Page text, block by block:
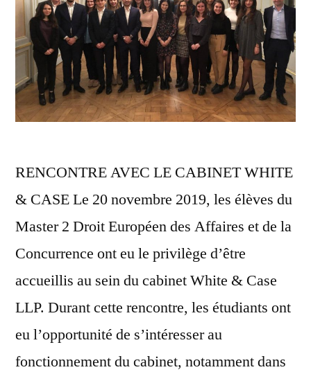
RENCONTRE AVEC LE CABINET WHITE
& CASE Le 20 novembre 2019, les élèves du
Master 2 Droit Européen des Affaires et de la
Concurrence ont eu le privilège d’être
accueillis au sein du cabinet White & Case
LLP. Durant cette rencontre, les étudiants ont
eu l’opportunité de s’intéresser au
fonctionnement du cabinet, notamment dans